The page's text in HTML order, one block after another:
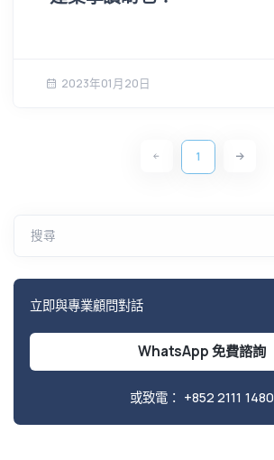
2023年01月20日
1
搜尋
立即與專業顧問對話
WhatsApp 免費諮詢
或致電： +852 2111 1480